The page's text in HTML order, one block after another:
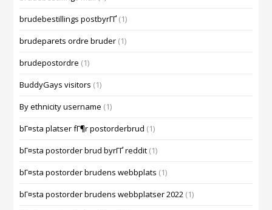
brudebestillings postbyrГҐ (1)
brudeparets ordre bruder (1)
brudepostordre (1)
BuddyGays visitors (1)
By ethnicity username (1)
bГ¤sta platser fГ¶r postorderbrud (1)
bГ¤sta postorder brud byrГҐ reddit (1)
bГ¤sta postorder brudens webbplats (1)
bГ¤sta postorder brudens webbplatser 2022 (1)